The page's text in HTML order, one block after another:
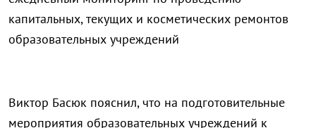
капитальных, текущих и косметических ремонтов
образовательных учреждений
Виктор Басюк пояснил, что на подготовительные
мероприятия образовательных учреждений к